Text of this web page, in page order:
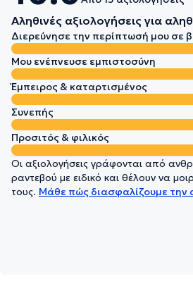
Αληθινές αξιολογήσεις για
Διερεύνησε την περίπτωσή μου σε
Μου ενέπνευσε εμπιστοσύνη
Έμπειρος & καταρτισμένος
Συνεπής
Προσιτός & φιλικός
Οι αξιολογήσεις γράφονται από
ραντεβού με ειδικό και θέλουν να
τους. Μάθε πώς διασφαλίζουμε την